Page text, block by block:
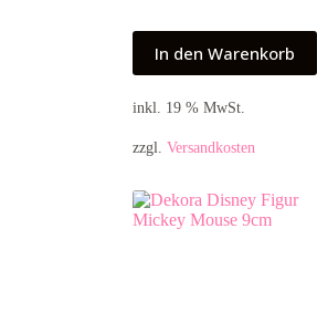
In den Warenkorb
inkl. 19 % MwSt.
zzgl.Versandkosten